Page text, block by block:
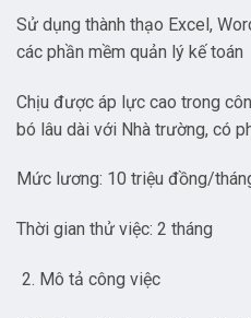
Sử dụng thành thạo Excel,
các phần mềm quản lý kế toán
Chịu được áp lực cao trong
bó lâu dài với Nhà trường, có
Mức lương: 10 triệu đồng/
Thời gian thử việc: 2 tháng
Mô tả công việc